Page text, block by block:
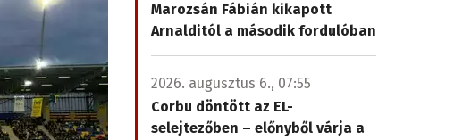
Marozsán Fábián kikapott
Arnalditól a második fordulóban
2026. augusztus 6., 07:55
Corbu döntött az EL-
selejtezőben – előnyből várja a